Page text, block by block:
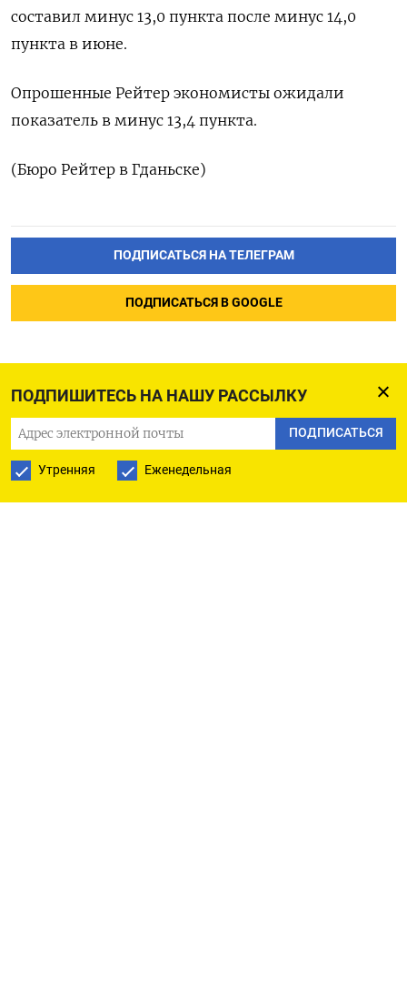
ПОДПИШИТЕСЬ НА НАШУ РАССЫЛКУ
ПОДПИСАТЬСЯ
Утренняя Еженедельная
составил минус 13,0 пункта после минус 14,0
пункта в июне.
Опрошенные Рейтер экономисты ожидали
показатель в минус 13,4 пункта.
(Бюро Рейтер в Гданьске)
ПОДПИСАТЬСЯ НА ТЕЛЕГРАМ
ПОДПИСАТЬСЯ В GOOGLE